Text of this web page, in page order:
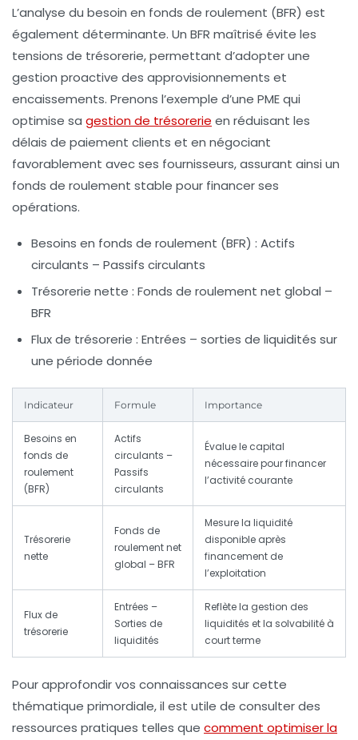
L’analyse du besoin en fonds de roulement (BFR) est
également déterminante. Un BFR maîtrisé évite les
tensions de trésorerie, permettant d’adopter une
gestion proactive des approvisionnements et
encaissements. Prenons l’exemple d’une PME qui
optimise sa gestion de trésorerie en réduisant les
délais de paiement clients et en négociant
favorablement avec ses fournisseurs, assurant ainsi un
fonds de roulement stable pour financer ses
opérations.
Besoins en fonds de roulement (BFR) : Actifs
circulants – Passifs circulants
Trésorerie nette : Fonds de roulement net global –
BFR
Flux de trésorerie : Entrées – sorties de liquidités sur
une période donnée
Indicateur Formule Importance
Besoins en
fonds de
roulement
(BFR)
Actifs
circulants –
Passifs
circulants
Évalue le capital
nécessaire pour financer
l’activité courante
Trésorerie
nette
Fonds de
roulement net
global – BFR
Mesure la liquidité
disponible après
financement de
l’exploitation
Flux de
trésorerie
Entrées –
Sorties de
liquidités
Reflète la gestion des
liquidités et la solvabilité à
court terme
Pour approfondir vos connaissances sur cette
thématique primordiale, il est utile de consulter des
ressources pratiques telles que comment optimiser la